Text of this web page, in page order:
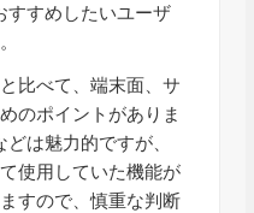
すすめしたいユーザ
比べて、端末面、サ
のポイントがありま
は魅力的ですが、
使用していた機能が
すので、慎重な判断